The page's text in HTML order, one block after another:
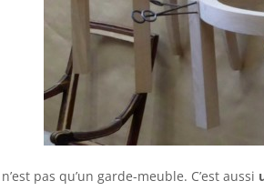
pas qu’un garde-meuble. C’est aussi